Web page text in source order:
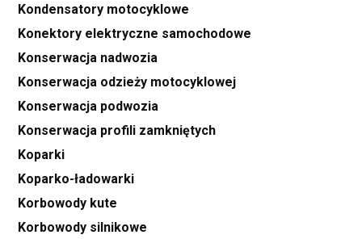
Kondensatory motocyklowe
Konektory elektryczne samochodowe
Konserwacja nadwozia
Konserwacja odzieży motocyklowej
Konserwacja podwozia
Konserwacja profili zamkniętych
Koparki
Koparko-ładowarki
Korbowody kute
Korbowody silnikowe